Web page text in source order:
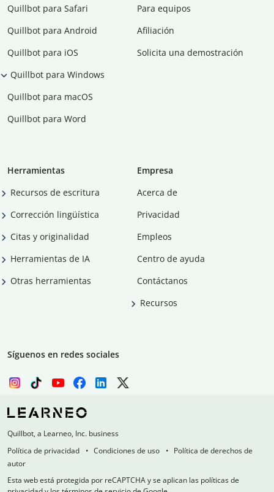
Quillbot para Safari
Quillbot para Android
Quillbot para iOS
Quillbot para Windows
Quillbot para macOS
Quillbot para Word
Para equipos
Afiliación
Solicita una demostración
Herramientas
Recursos de escritura
Corrección lingüística
Citas y originalidad
Herramientas de IA
Otras herramientas
Empresa
Acerca de
Privacidad
Empleos
Centro de ayuda
Contáctanos
Recursos
Síguenos en redes sociales
Quillbot, a Learneo, Inc. business
Política de privacidad
Condiciones de uso
Política de derechos de
autor
Esta web está protegida por reCAPTCHA y se aplican las políticas de